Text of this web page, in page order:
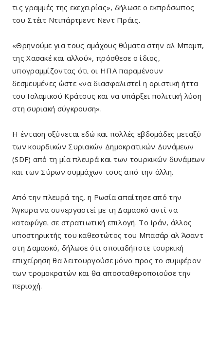
τις γραμμές της εκεχειρίας», δήλωσε ο εκπρόσωπος
του Στέιτ Ντιπάρτμεντ Νεντ Πράις.
«Θρηνούμε για τους αμάχους θύματα στην αλ Μπαμπ,
της Χασακέ και αλλού», πρόσθεσε ο ίδιος,
υπογραμμίζοντας ότι οι ΗΠΑ παραμένουν
δεσμευμένες ώστε «να διασφαλιστεί η οριστική ήττα
του Ισλαμικού Κράτους και να υπάρξει πολιτική λύση
στη συριακή σύγκρουση».
Η ένταση οξύνεται εδώ και πολλές εβδομάδες μεταξύ
των κουρδικών Συριακών Δημοκρατικών Δυνάμεων
(SDF) από τη μία πλευρά και των τουρκικών δυνάμεων
και των Σύρων συμμάχων τους από την άλλη.
Από την πλευρά της, η Ρωσία απαίτησε από την
Άγκυρα να συνεργαστεί με τη Δαμασκό αντί να
καταφύγει σε στρατιωτική επιλογή. Το Ιράν, άλλος
υποστηρικτής του καθεστώτος του Μπασάρ αλ Άσαντ
στη Δαμασκό, δήλωσε ότι οποιαδήποτε τουρκική
επιχείρηση θα λειτουργούσε μόνο προς το συμφέρον
των τρομοκρατών και θα αποσταθεροποιούσε την
περιοχή.